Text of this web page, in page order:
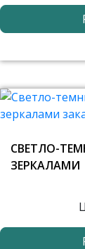
СВЕТЛО-
ЗЕРКАЛАМИ